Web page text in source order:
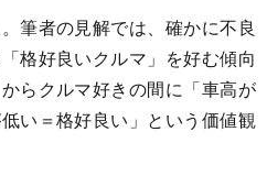
筆者の見解では、確かに不良
格好良いクルマ」を好む傾向
らクルマ好きの間に「車高が
い＝格好良い」という価値観